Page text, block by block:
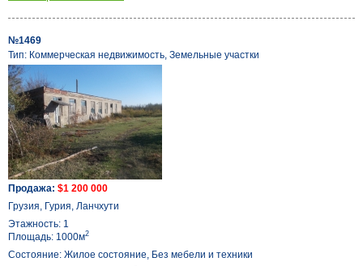
№1469
Тип: Коммерческая недвижимость, Земельные участки
Продажа: $1 200 000
Грузия, Гурия, Ланчхути
Этажность: 1
Площадь: 1000м2
Состояние: Жилое состояние, Без мебели и техники